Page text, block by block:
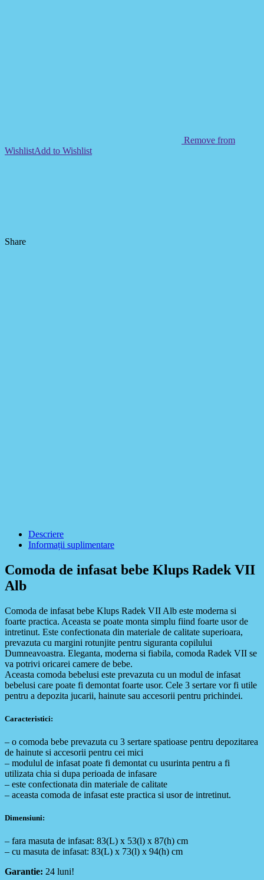
Remove from
WishlistAdd to Wishlist
Share
Descriere
Informații suplimentare
Comoda de infasat bebe Klups Radek VII
Alb
Comoda de infasat bebe Klups Radek VII Alb este moderna si
foarte practica. Aceasta se poate monta simplu fiind foarte usor de
intretinut. Este confectionata din materiale de calitate superioara,
prevazuta cu margini rotunjite pentru siguranta copilului
Dumneavoastra. Eleganta, moderna si fiabila, comoda Radek VII se
va potrivi oricarei camere de bebe.
Aceasta comoda bebelusi este prevazuta cu un modul de infasat
bebelusi care poate fi demontat foarte usor. Cele 3 sertare vor fi utile
pentru a depozita jucarii, hainute sau accesorii pentru prichindei.
Caracteristici:
– o comoda bebe prevazuta cu 3 sertare spatioase pentru depozitarea
de hainute si accesorii pentru cei mici
– modulul de infasat poate fi demontat cu usurinta pentru a fi
utilizata chia si dupa perioada de infasare
– este confectionata din materiale de calitate
– aceasta comoda de infasat este practica si usor de intretinut.
Dimensiuni:
– fara masuta de infasat: 83(L) x 53(l) x 87(h) cm
– cu masuta de infasat: 83(L) x 73(l) x 94(h) cm
Garantie: 24 luni!